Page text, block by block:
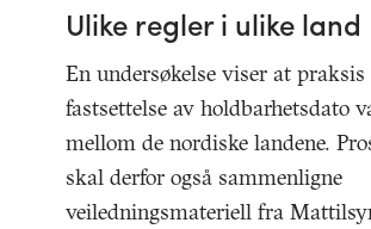
Ulike regler i ulike land
En undersøkelse viser at praksis
fastsettelse av holdbarhetsdato
mellom de nordiske landene.
skal derfor også sammenligne
veiledningsmateriell fra